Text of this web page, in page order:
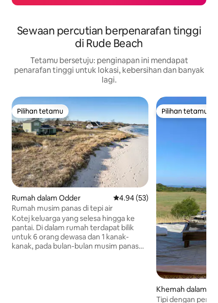
Sewaan percutian berpenarafan tinggi
di Rude Beach
Tetamu bersetuju: penginapan ini mendapat
penarafan tinggi untuk lokasi, kebersihan dan banyak
lagi.
Pilihan tetamu
Pilihan tetamu
Rumah dalam Odder Penarafan purata 4.94
4.94 (53)
Rumah musim panas di tepi air
Kotej keluarga yang selesa hingga ke
pantai. Di dalam rumah terdapat bilik
untuk 6 orang dewasa dan 1 kanak-
kanak, pada bulan-bulan musim panas
Pilihan tetamu
Pilihan tetamu
Khemah dalam
Tipi dengan